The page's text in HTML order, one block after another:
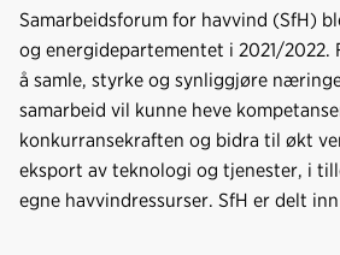
Samarbeidsforum for havvind (SfH)
og energidepartementet i 2021/2022.
å samle, styrke og synliggjøre
samarbeid vil kunne heve
konkurransekraften og bidra til økt
eksport av teknologi og tjenester, i
egne havvindressurser. SfH er delt